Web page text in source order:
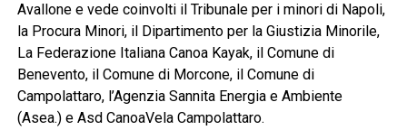
Avallone e vede coinvolti il Tribunale per i minori di Napoli,
la Procura Minori, il Dipartimento per la Giustizia Minorile,
La Federazione Italiana Canoa Kayak, il Comune di
Benevento, il Comune di Morcone, il Comune di
Campolattaro, l’Agenzia Sannita Energia e Ambiente
(Asea.) e Asd CanoaVela Campolattaro.